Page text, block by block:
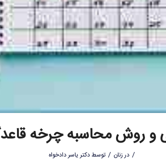
و روش محاسبه چرخه
/ در زنان / توسطدکتر یاسر دادخواه